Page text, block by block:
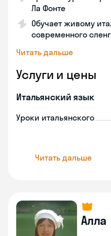
Ла Фонте
Обучает живому
современного
Читать дальше
Услуги и цены
Итальянский язык
Уроки итальянского
Читать дальше
Алла